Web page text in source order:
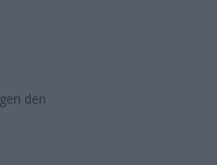
den